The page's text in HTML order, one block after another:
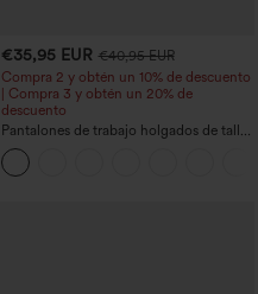
+11
€35,95 EUR €40,95 EUR
Compra 2 y obtén un 10% de descuento
| Compra 3 y obtén un 20% de
descuento
Pantalones de trabajo holgados de talle
medio con bolsillos y pernera estilo
barril